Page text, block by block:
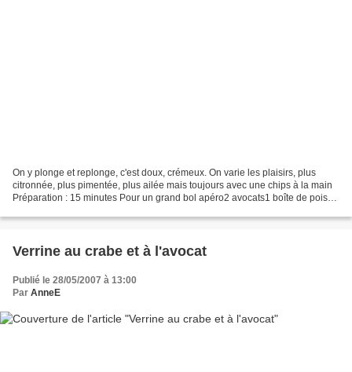
On y plonge et replonge, c'est doux, crémeux. On varie les plaisirs, plus
citronnée, plus pimentée, plus ailée mais toujours avec une chips à la main
Préparation : 15 minutes Pour un grand bol apéro2 avocats1 boîte de pois
Verrine au crabe et à l'avocat
Publié le 28/05/2007 à 13:00
Par AnneE